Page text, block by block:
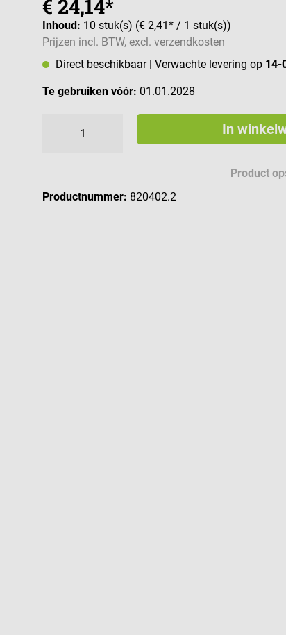
€ 24,14*
Inhoud: 10 stuk(s) (€ 2,41* / 1 stuk(s))
Prijzen incl. BTW, excl. verzendkosten
Direct beschikbaar | Verwachte levering op 14-
Te gebruiken vóór: 01.01.2028
In
Product
Productnummer: 820402.2